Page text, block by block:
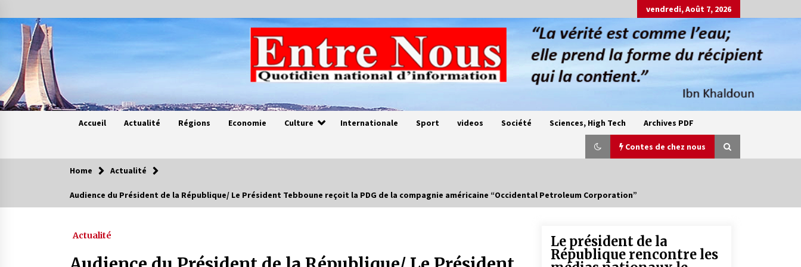
to
content
vendredi, Août 7, 2026
Accueil Actualité Régions Economie Culture Internationale Sport videos Société Sciences, High Tech Archives PDF
Contes de chez nous
Contes de chez nous
Home Actualité
Audience du Président de la République/ Le Président Tebboune reçoit la PDG de la compagnie américaine “Occidental Petroleum Corporation”
Actualité Le président de la
République rencontre les